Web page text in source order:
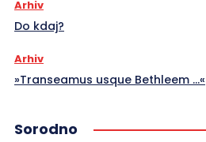
Arhiv
Do kdaj?
Arhiv
»Transeamus usque Bethleem …«
Sorodno